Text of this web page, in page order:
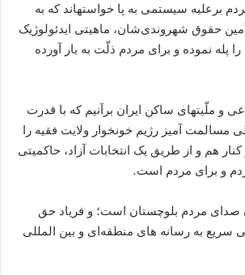
برعلیه سیستمی به پا خواستهاند که به
حقوق شهروندی‌شان، ماهیتی ایدئولوژیک
پله نموده و برای مردم ذلّت به بار آورده
و ملّیتهای ساکن ایران برآنیم که با قدرت
مسالمت آمیز رژیم خونخوار ولایت فقیه را
هم و از طریق یک انتخابات آزاد، حاکمیتی
و برای مردم است.
مردم بلوچستان است؛ و فریاد حق
سریع به رسانه های منطقه‌ای و بین المللی